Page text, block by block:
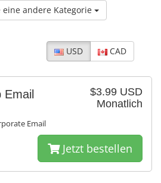
eine andere Kategorie
USD CAD
$3.99 USD
Monatlich
Email
Jetzt bestellen